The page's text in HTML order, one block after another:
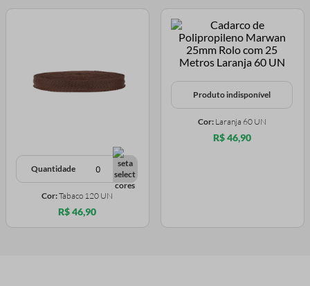
Quantidade
Cor:Tabaco 120 UN
R$ 46,90
Produto indisponível
Cor: Laranja 60 UN
R$ 46,90